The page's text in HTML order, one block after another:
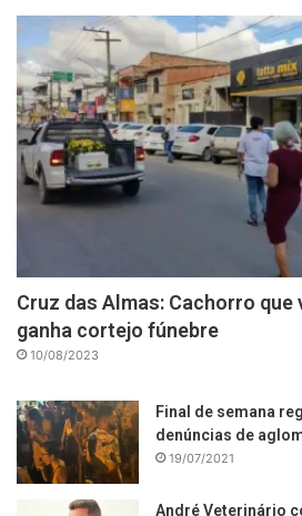
Cruz das Almas: Cachorro que
ganha cortejo fúnebre
10/08/2023
Final de semana
denúncias de
19/07/2021
André Veterinário